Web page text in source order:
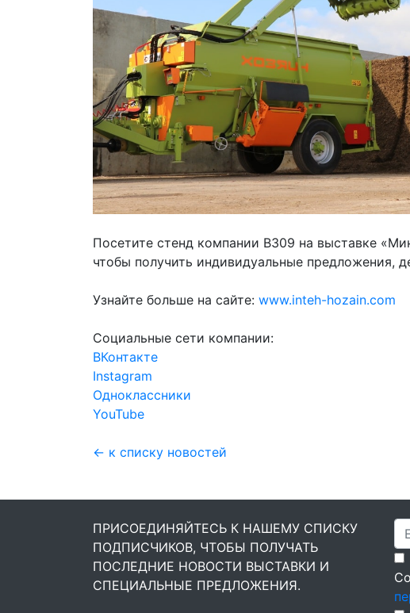
Посетите стенд компании В309 на выставке
чтобы получить индивидуальные предложения,
Узнайте больше на сайте: www.inteh-hozain.com
Социальные сети компании:
ВКонтакте
Instagram
Одноклассники
YouTube
← к списку новостей
ПРИСОЕДИНЯЙТЕСЬ К НАШЕМУ СПИСКУ
ПОДПИСЧИКОВ, ЧТОБЫ ПОЛУЧАТЬ
ПОСЛЕДНИЕ НОВОСТИ ВЫСТАВКИ И
СПЕЦИАЛЬНЫЕ ПРЕДЛОЖЕНИЯ.